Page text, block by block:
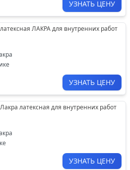
УЗНАТЬ ЦЕНУ
ЛАКРА для внутренних работ
УЗНАТЬ ЦЕНУ
латексная для внутренних работ
УЗНАТЬ ЦЕНУ